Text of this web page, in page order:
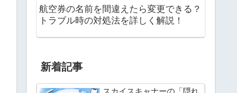
航空券の名前を間違えたら変更できる？
トラブル時の対処法を詳しく解説！
新着記事
スカイスキャナーの「隠れ